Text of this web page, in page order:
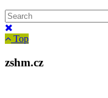
Top
zshm.cz